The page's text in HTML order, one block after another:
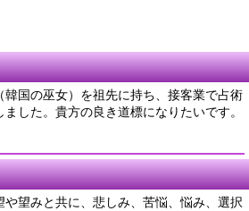
韓国の巫女）を祖先に持ち、接客業で占術
ました。貴方の良き道標になりたいです。
や望みと共に、悲しみ、苦悩、悩み、選択